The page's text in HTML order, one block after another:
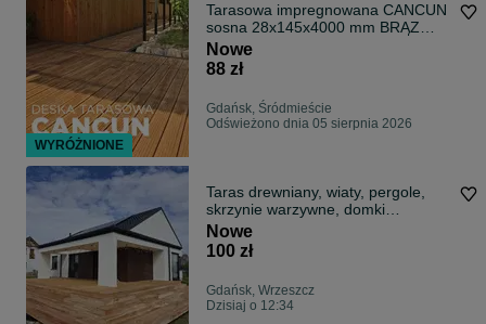
Tarasowa impregnowana CANCUN
sosna 28x145x4000 mm BRĄZ
EXTRA CENA
Nowe
88 zł
Gdańsk, Śródmieście
Odświeżono dnia 05 sierpnia 2026
Taras drewniany, wiaty, pergole,
skrzynie warzywne, domki
ogrodowe
Nowe
100 zł
Gdańsk, Wrzeszcz
Dzisiaj o 12:34
WYRÓŻNIONE